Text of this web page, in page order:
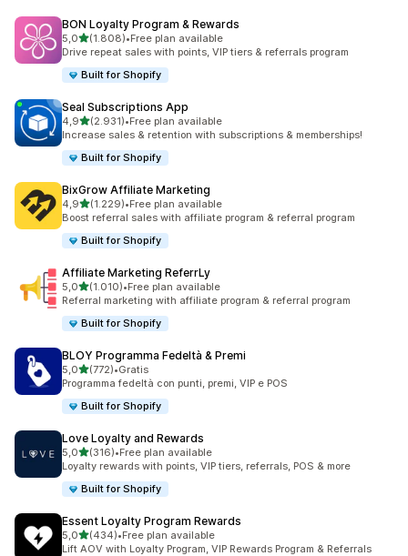
BON Loyalty Program & Rewards
5,0stelle su 5
(1.808)
1808 recensioni totali
•Free plan available
Drive repeat sales with points, VIP tiers & referrals program
Built for Shopify
Seal Subscriptions App
4,9stelle su 5
(2.931)
2931 recensioni totali
•Free plan available
Increase sales & retention with subscriptions & memberships!
Built for Shopify
BixGrow Affiliate Marketing
4,9stelle su 5
(1.229)
1229 recensioni totali
•Free plan available
Boost referral sales with affiliate program & referral program
Built for Shopify
Affiliate Marketing ReferrLy
5,0stelle su 5
(1.010)
1010 recensioni totali
•Free plan available
Referral marketing with affiliate program & referral program
Built for Shopify
BLOY Programma Fedeltà & Premi
5,0stelle su 5
(772)
772 recensioni totali
•Gratis
Programma fedeltà con punti, premi, VIP e POS
Built for Shopify
Love Loyalty and Rewards
5,0stelle su 5
(316)
316 recensioni totali
•Free plan available
Loyalty rewards with points, VIP tiers, referrals, POS & more
Built for Shopify
Essent Loyalty Program Rewards
5,0stelle su 5
(434)
434 recensioni totali
•Free plan available
Lift AOV with Loyalty Program, VIP Rewards Program & Referrals